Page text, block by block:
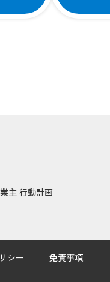
主 行動計画
シー 免責事項